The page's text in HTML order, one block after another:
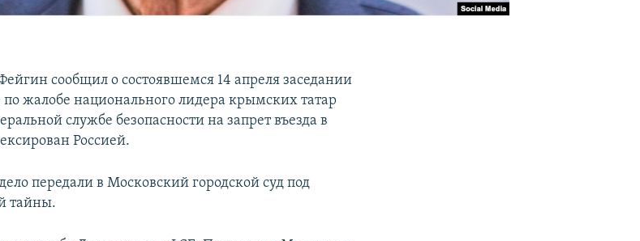
сообщил о состоявшемся 14 апреля заседании
жалобе национального лидера крымских татар
службе безопасности на запрет въезда в
Россией.
передали в Московский городской суд под
тайны.